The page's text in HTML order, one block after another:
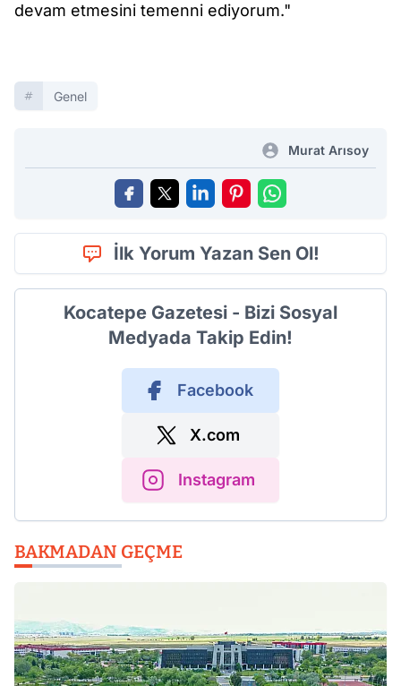
devam etmesini temenni ediyorum."
Genel
Murat Arısoy
İlk Yorum Yazan Sen Ol!
Kocatepe Gazetesi - Bizi Sosyal
Medyada Takip Edin!
Facebook
X.com
Instagram
BAKMADAN GEÇME